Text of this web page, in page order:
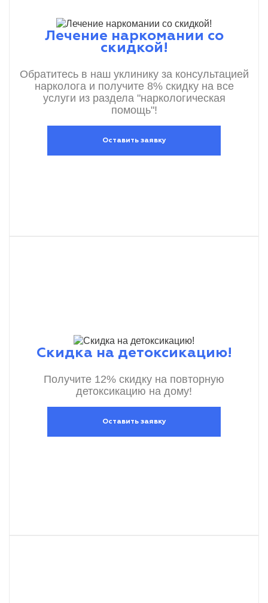
Лечение наркомании со
скидкой!
Обратитесь в наш уклинику за консультацией
нарколога и получите 8% скидку на все
услуги из раздела "наркологическая
помощь"!
Оставить заявку
Скидка на детоксикацию!
Получите 12% скидку на повторную
детоксикацию на дому!
Оставить заявку